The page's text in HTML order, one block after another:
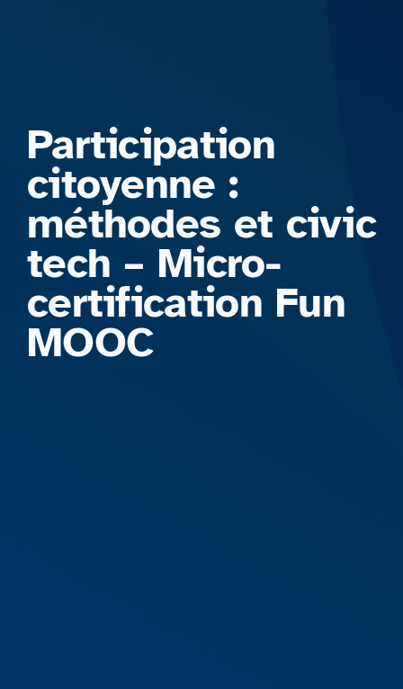
Participation
citoyenne :
méthodes et civic
tech – Micro-
certification Fun
MOOC